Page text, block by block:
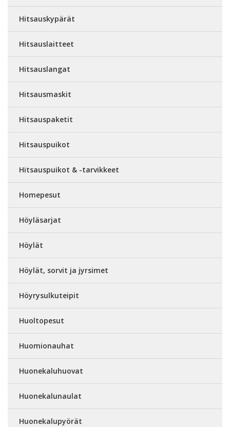
Hitsauskypärät
Hitsauslaitteet
Hitsauslangat
Hitsausmaskit
Hitsauspaketit
Hitsauspuikot
Hitsauspuikot & -tarvikkeet
Homepesut
Höyläsarjat
Höylät
Höylät, sorvit ja jyrsimet
Höyrysulkuteipit
Huoltopesut
Huomionauhat
Huonekaluhuovat
Huonekalunaulat
Huonekalupyörät